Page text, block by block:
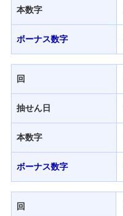
本数字
ボーナス数字
回
抽せん日
本数字
ボーナス数字
回